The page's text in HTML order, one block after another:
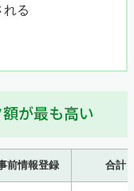
れる
が最も高い
前情報登録 合計